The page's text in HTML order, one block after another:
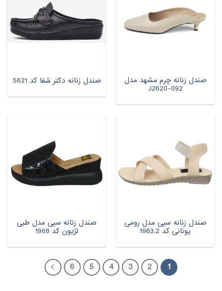
صندل زنانه چرم مشهد مدل
J2620-092
صندل زنانه دکتر شفا کد 5621
صندل زنانه سیی مدل رومی
یونانی کد 1963.2
صندل زنانه سیی مدل طبی
لژیون کد 1968
1
2
3
4
5
6